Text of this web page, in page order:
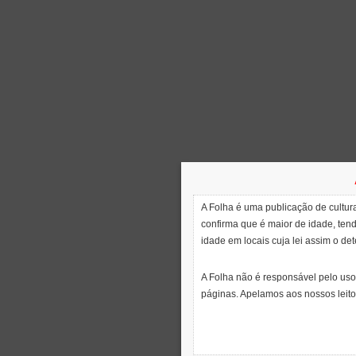
A Folha é uma publicação de
confirma que é maior de idade,
idade em locais cuja lei assim o
A Folha não é responsável pelo
páginas. Apelamos aos nossos